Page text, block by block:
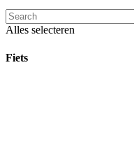
Alles selecteren
Fiets